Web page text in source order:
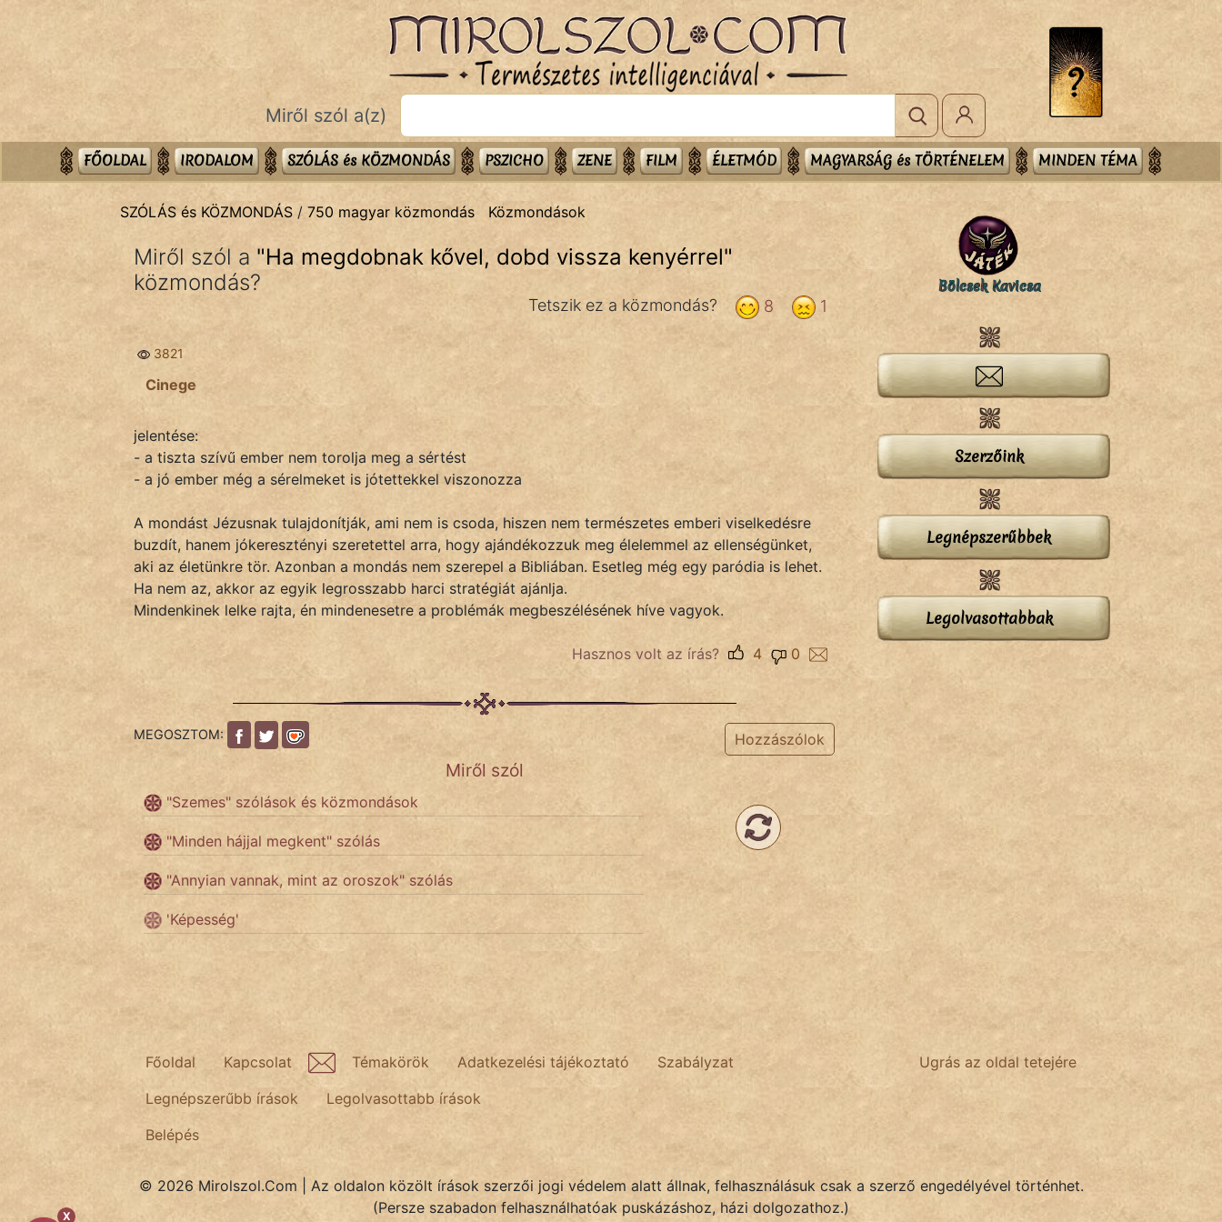
X
Bibliai
Közmondások
Szóláscsoportok
És
KÖZMONDÁS
Népszerű szerzőink:
Miről szól a(z)
FŐOLDAL IRODALOM SZÓLÁS és KÖZMONDÁS PSZICHO ZENE FILM ÉLETMÓD MAGYARSÁG és TÖRTÉNELEM MINDEN TÉMA
SZÓLÁS és KÖZMONDÁS / 750 magyar közmondás Közmondások
Miről szól a "Ha megdobnak kővel, dobd vissza kenyérrel"
közmondás?
1
8
Tetszik ez a közmondás?
3821
Cinege
jelentése:
- a tiszta szívű ember nem torolja meg a sértést
- a jó ember még a sérelmeket is jótettekkel viszonozza
A mondást Jézusnak tulajdonítják, ami nem is csoda, hiszen nem természetes emberi viselkedésre
buzdít, hanem jókeresztényi szeretettel arra, hogy ajándékozzuk meg élelemmel az ellenségünket,
aki az életünkre tör. Azonban a mondás nem szerepel a Bibliában. Esetleg még egy paródia is lehet.
Ha nem az, akkor az egyik legrosszabb harci stratégiát ajánlja.
Mindenkinek lelke rajta, én mindenesetre a problémák megbeszélésének híve vagyok.
Hasznos volt az írás? 0
4
MEGOSZTOM: Hozzászólok
Miről szól
"Szemes" szólások és közmondások
"Minden hájjal megkent" szólás
"Annyian vannak, mint az oroszok" szólás
'Képesség'
Bölcsek Kavicsa
Szerzőink
Legnépszerűbbek
Legolvasottabbak
Ugrás az oldal tetejére
Főoldal Kapcsolat Témakörök Adatkezelési tájékoztató
Szabályzat
Legnépszerűbb írások
Legolvasottabb írások
Belépés
© 2026 Mirolszol.Com | Az oldalon közölt írások szerzői jogi védelem alatt állnak, felhasználásuk csak a szerző engedélyével történhet.
(Persze szabadon felhasználhatóak puskázáshoz, házi dolgozathoz.)